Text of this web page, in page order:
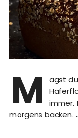
M
agst
immer.
morgens backen.